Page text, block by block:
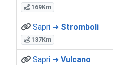
169Km
Sapri ➜ Stromboli
137Km
Sapri ➜ Vulcano